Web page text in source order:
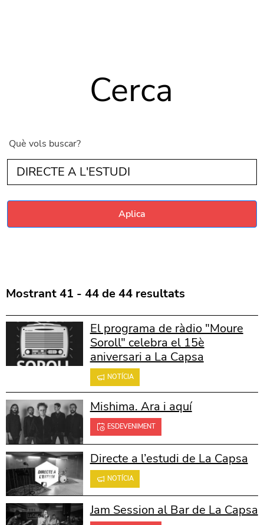
Cerca
Què vols buscar?
Aplica
Mostrant 41 - 44 de 44 resultats
El programa de ràdio "Moure
Soroll" celebra el 15è
aniversari a La Capsa
NOTÍCIA
Mishima. Ara i aquí
ESDEVENIMENT
Directe a l’estudi de La Capsa
NOTÍCIA
Jam Session al Bar de La Capsa